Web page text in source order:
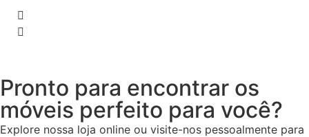
Pronto para encontrar os
móveis perfeito para você?
Explore nossa loja online ou visite-nos pessoalmente para